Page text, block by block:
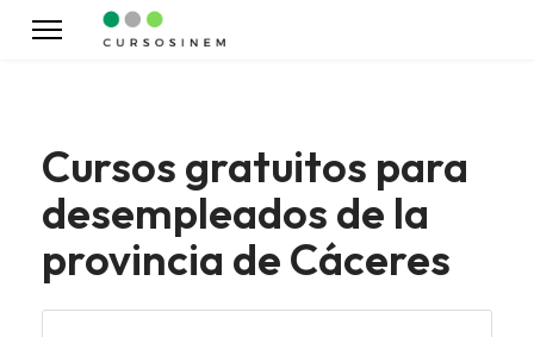
Cursos gratuitos para
desempleados de la
provincia de Cáceres